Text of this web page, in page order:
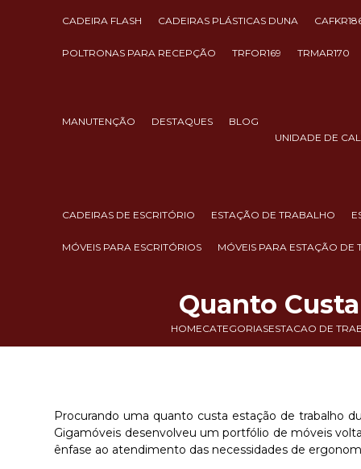
CADEIRA FLASH CADEIRAS PLÁSTICAS DUNA
POLTRONAS PARA RECEPÇÃO TRFOR169 TRMAR170
MANUTENÇÃO DESTAQUES BLOG
UNIDADE DE
CADEIRAS DE ESCRITÓRIO ESTAÇÃO DE TRABALHO
MÓVEIS PARA ESCRITÓRIOS MÓVEIS PARA ESTAÇÃO
HOMECATEGORIASESTACAO DE
Quanto
Procurando uma quanto custa estação de trabalho
Gigamóveis desenvolveu um portfólio de móveis
ênfase ao atendimento das necessidades de